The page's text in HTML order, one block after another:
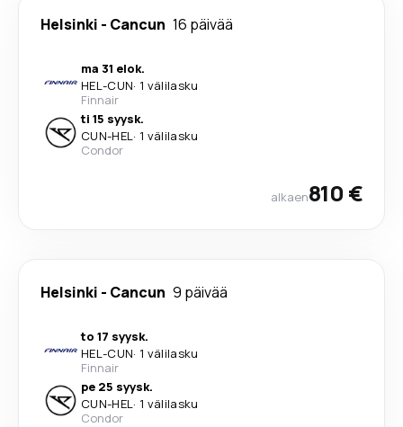
Helsinki - Cancun 16 päivää
ma 31 elok.
HEL-CUN· 1 välilasku
Finnair
ti 15 syysk.
CUN-HEL· 1 välilasku
Condor
alkaen810 €
Helsinki - Cancun 9 päivää
to 17 syysk.
HEL-CUN· 1 välilasku
Finnair
pe 25 syysk.
CUN-HEL· 1 välilasku
Condor